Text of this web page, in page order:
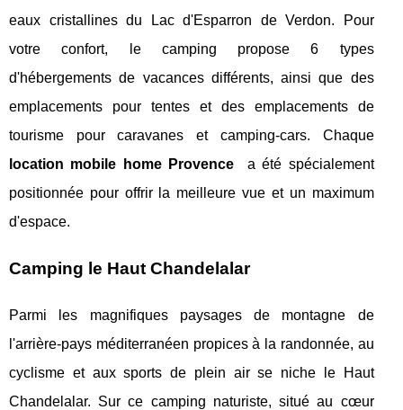
eaux cristallines du Lac d'Esparron de Verdon. Pour
votre confort, le camping propose 6 types
d'hébergements de vacances différents, ainsi que des
emplacements pour tentes et des emplacements de
tourisme pour caravanes et camping-cars. Chaque
location mobile home Provence a été spécialement
positionnée pour offrir la meilleure vue et un maximum
d'espace.
Camping le Haut Chandelalar
Parmi les magnifiques paysages de montagne de
l'arrière-pays méditerranéen propices à la randonnée, au
cyclisme et aux sports de plein air se niche le Haut
Chandelalar. Sur ce camping naturiste, situé au cœur